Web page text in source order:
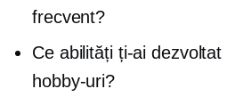
frecvent?
Ce abilități ți-ai
hobby-uri?